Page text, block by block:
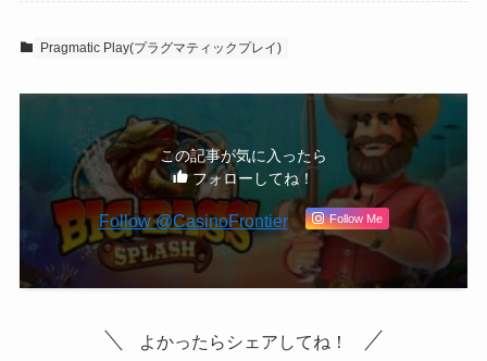
Pragmatic Play(プラグマティックプレイ)
この記事が気に入ったら
フォローしてね！
Follow @CasinoFrontier Follow Me
よかったらシェアしてね！